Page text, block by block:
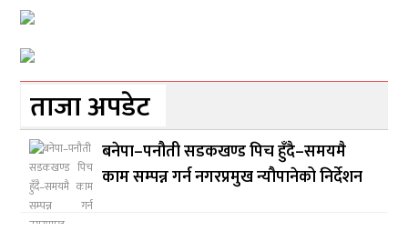
ताजा अपडेट
बनेपा–पनौती सडकखण्ड पिच हुँदै–समयमै
काम सम्पन्न गर्न नगरप्रमुख न्यौपानेको निर्देशन